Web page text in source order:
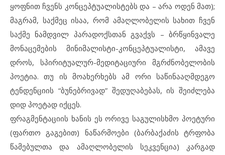
ყოფნით ჩვენს კონცეპტუალისტებს და – არა ოდენ მათ);
მაგრამ, საქმეც ისაა, რომ ამაღლობელის სახით ჩვენ
საქმე ნამდვილ პარადოქსთან გვაქვს – ბრწყინვალე
მონაცემების მინიმალისტი-კონცეპტუალისტი, ამავე
დროს, სპირიტუალურ-მედიტაციური მგრძნობელობის
პოეტია. თუ ის მოახერხებს ამ ორი საწინააღმდეგო
ტენდენციის “ბუნებრივად” შედუღაბებას, ის შეიძლება
დიდ პოეტად იქცეს.
ფრაგმენტაციის ხანის ეს ორივე საგულისხმო პოეტური
(ფართო გაგებით) ნაწარმოები (ბარბაქაძის ტრფობა
წამებულთა და ამაღლობელის სეკვენცია) კარგად